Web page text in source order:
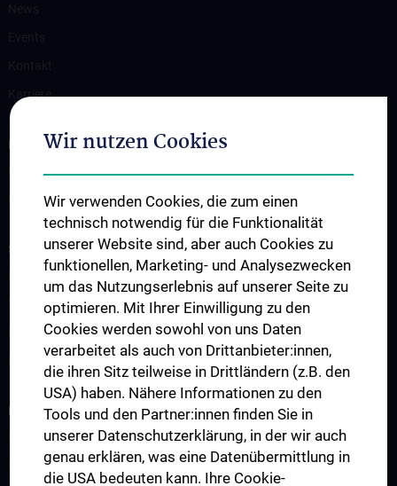
Karriere
INFORMATIONEN FÜR PATIENT:INNEN
Ressourcen
STUDIUM, AUS- UND WEITERBILDUNG
ESTS - Webinare
Vienna-Toronto-Vanderbilt Lung Transplant Academy
Famulaturen und klinisch-praktisches Jahr
Diplomarbeit und wissenschaftliche Mitarbeit
FORSCHUNG
Publikationsliste
Experimentelle Forschung
Wir nutzen Cookies
Wir verwenden Cookies, die zum einen
technisch notwendig für die Funktionalität
unserer Website sind, aber auch Cookies zu
funktionellen, Marketing- und Analysezwecken
um das Nutzungserlebnis auf unserer Seite zu
optimieren. Mit Ihrer Einwilligung zu den
Cookies werden sowohl von uns Daten
verarbeitet als auch von Drittanbieter:innen,
die ihren Sitz teilweise in Drittländern (z.B. den
USA) haben. Nähere Informationen zu den
Tools und den Partner:innen finden Sie in
unserer Datenschutzerklärung, in der wir auch
genau erklären, was eine Datenübermittlung in
die USA bedeuten kann. Ihre Cookie-